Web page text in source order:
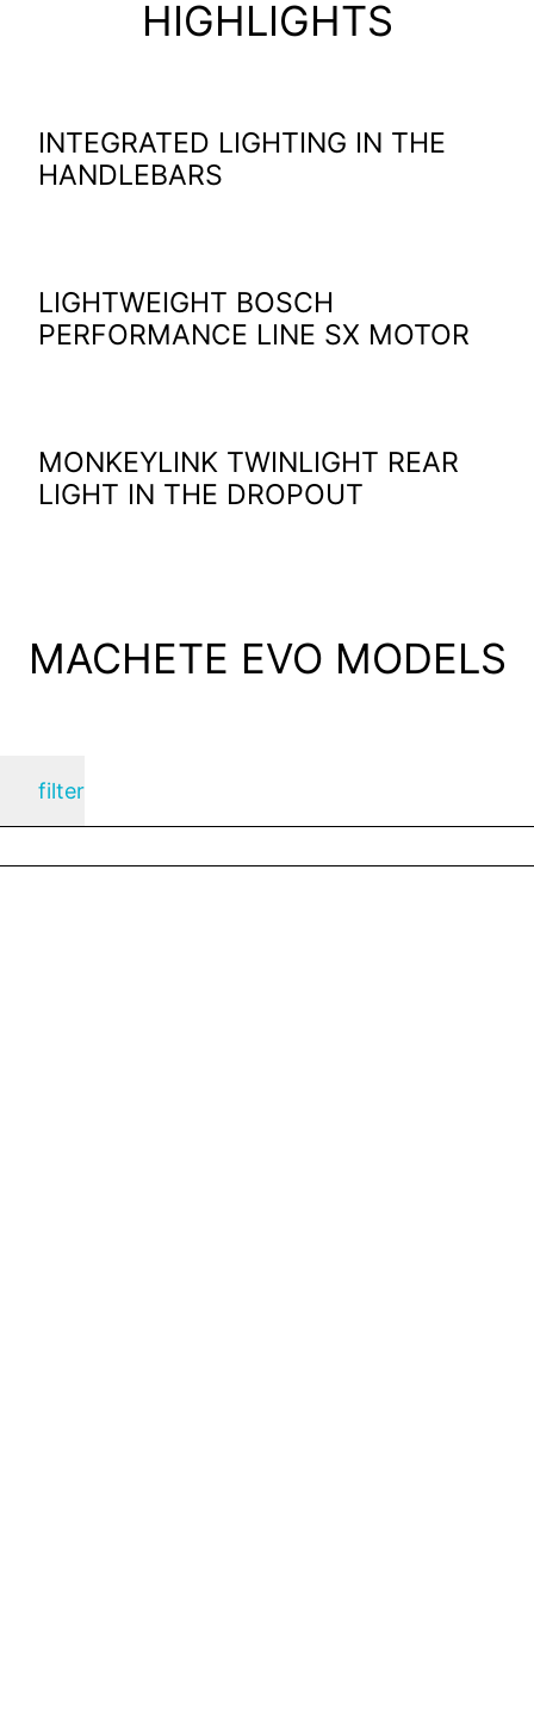
HIGHLIGHTS
INTEGRATED LIGHTING IN THE
HANDLEBARS
LIGHTWEIGHT BOSCH
PERFORMANCE LINE SX MOTOR
MONKEYLINK TWINLIGHT REAR
LIGHT IN THE DROPOUT
MACHETE EVO MODELS
filter